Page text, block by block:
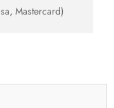
Mastercard)